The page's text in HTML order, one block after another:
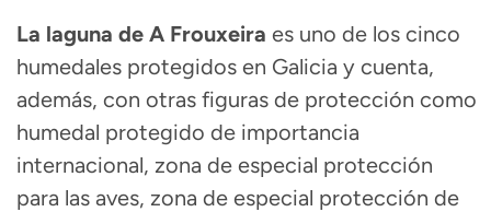
La laguna de A Frouxeira es uno de los cinco
humedales protegidos en Galicia y cuenta,
además, con otras figuras de protección como
humedal protegido de importancia
internacional, zona de especial protección
para las aves, zona de especial protección de